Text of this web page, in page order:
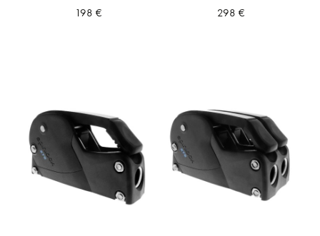
198€ 298€